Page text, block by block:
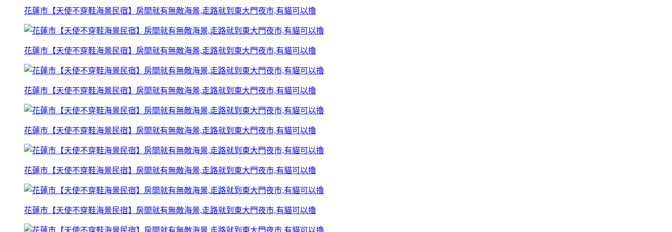
花蓮市【天使不穿鞋海景民宿】房間就有無敵海景,走路就到東大門夜市,有貓可以擼
花蓮市【天使不穿鞋海景民宿】房間就有無敵海景,走路就到東大門夜市,有貓可以擼
花蓮市【天使不穿鞋海景民宿】房間就有無敵海景,走路就到東大門夜市,有貓可以擼
花蓮市【天使不穿鞋海景民宿】房間就有無敵海景,走路就到東大門夜市,有貓可以擼
花蓮市【天使不穿鞋海景民宿】房間就有無敵海景,走路就到東大門夜市,有貓可以擼
花蓮市【天使不穿鞋海景民宿】房間就有無敵海景,走路就到東大門夜市,有貓可以擼